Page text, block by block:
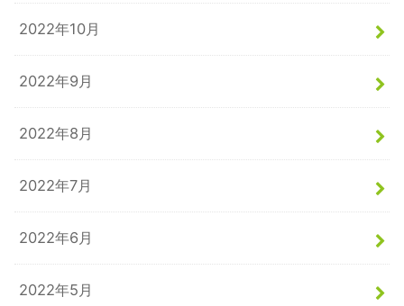
2022年10月
2022年9月
2022年8月
2022年7月
2022年6月
2022年5月